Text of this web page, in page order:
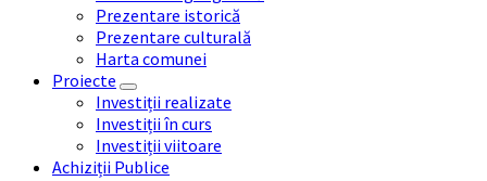
Prezentare istorică
Prezentare culturală
Harta comunei
Proiecte
Investiții realizate
Investiții în curs
Investiții viitoare
Achiziții Publice